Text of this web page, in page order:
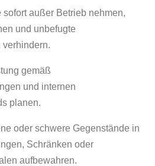
sofort außer Betrieb nehmen,
und unbefugte
gemäß
und internen
planen.
oder schwere Gegenstände in
Schränken oder
aufbewahren.